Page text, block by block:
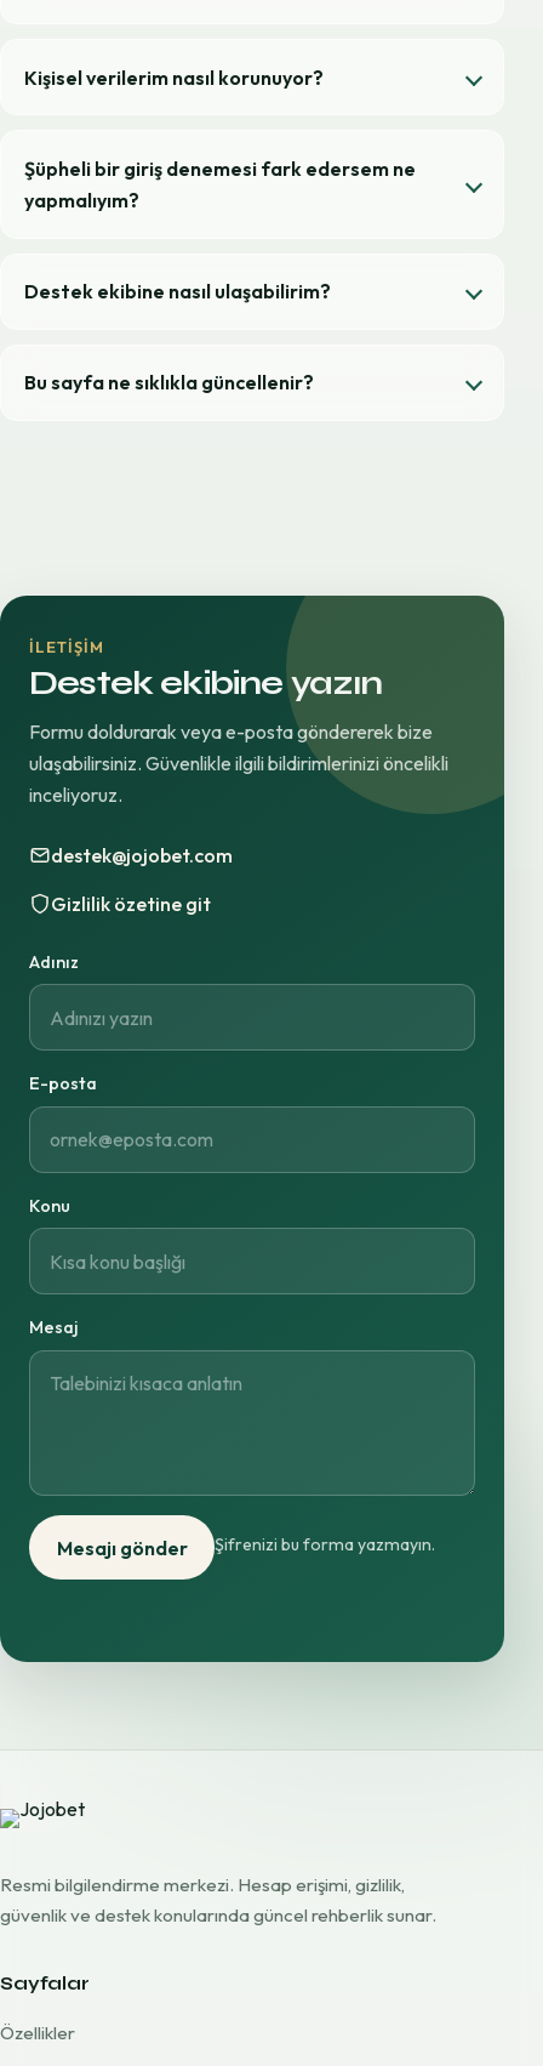
Kişisel verilerim nasıl korunuyor?
Şüpheli bir giriş denemesi fark edersem ne
yapmalıyım?
Destek ekibine nasıl ulaşabilirim?
Bu sayfa ne sıklıkla güncellenir?
İLETIŞIM
Destek ekibine yazın
Formu doldurarak veya e-posta göndererek bize
ulaşabilirsiniz. Güvenlikle ilgili bildirimlerinizi öncelikli
inceliyoruz.
destek@jojobet.com
Gizlilik özetine git
Adınız
E-posta
Konu
Mesaj
Mesajı gönder Şifrenizi bu forma yazmayın.
Resmi bilgilendirme merkezi. Hesap erişimi, gizlilik,
güvenlik ve destek konularında güncel rehberlik sunar.
Sayfalar
Özellikler